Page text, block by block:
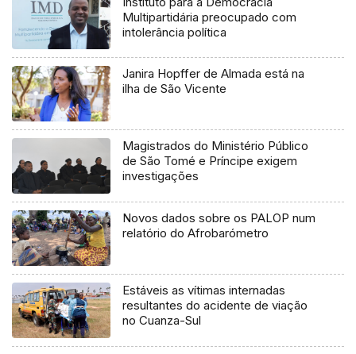
Multipartidária preocupado com
intolerância política
Janira Hopffer de Almada está na
ilha de São Vicente
Magistrados do Ministério Público
de São Tomé e Príncipe exigem
investigações
Novos dados sobre os PALOP num
relatório do Afrobarómetro
Estáveis as vítimas internadas
resultantes do acidente de viação
no Cuanza-Sul